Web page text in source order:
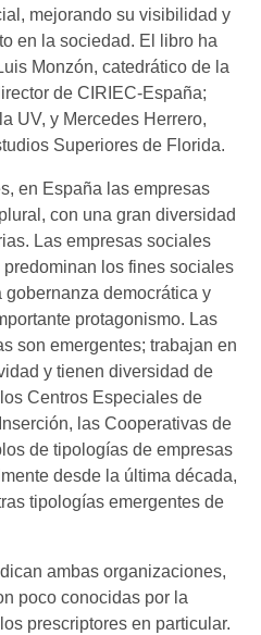
mejorando su visibilidad y
en la sociedad. El libro ha
Monzón, catedrático de la
de CIRIEC-España;
UV, y Mercedes Herrero,
Superiores de Florida.
en España las empresas
con una gran diversidad
Las empresas sociales
los fines sociales
democrática y
protagonismo. Las
son emergentes; trabajan en
y tienen diversidad de
Centros Especiales de
las Cooperativas de
de tipologías de empresas
desde la última década,
tipologías emergentes de
ambas organizaciones,
poco conocidas por la
prescriptores en particular.